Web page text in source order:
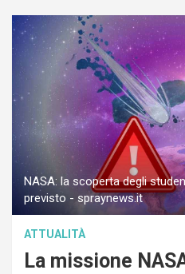
NASA: la scoperta degli
previsto - spraynews.it
ATTUALITÀ
La missione